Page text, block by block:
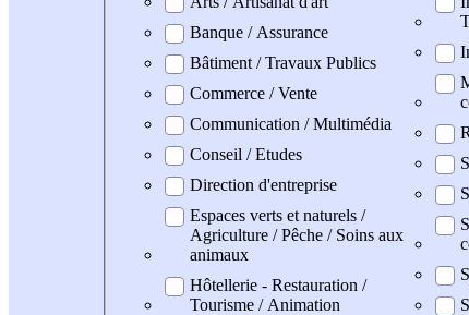
Banque / Assurance
Bâtiment / Travaux Publics
Commerce / Vente
Communication / Multimédia
Conseil / Etudes
Direction d'entreprise
Espaces verts et naturels /
Agriculture / Pêche / Soins aux
animaux
Hôtellerie - Restauration /
Tourisme / Animation